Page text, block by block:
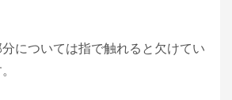
については指で触れると欠けてい